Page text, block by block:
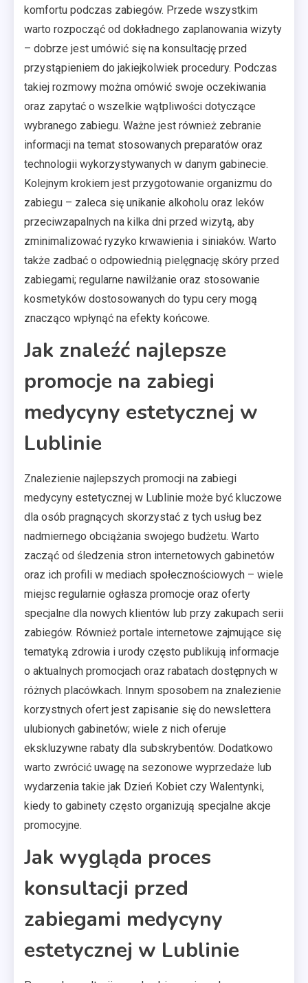
komfortu podczas zabiegów. Przede wszystkim
warto rozpocząć od dokładnego zaplanowania wizyty
– dobrze jest umówić się na konsultację przed
przystąpieniem do jakiejkolwiek procedury. Podczas
takiej rozmowy można omówić swoje oczekiwania
oraz zapytać o wszelkie wątpliwości dotyczące
wybranego zabiegu. Ważne jest również zebranie
informacji na temat stosowanych preparatów oraz
technologii wykorzystywanych w danym gabinecie.
Kolejnym krokiem jest przygotowanie organizmu do
zabiegu – zaleca się unikanie alkoholu oraz leków
przeciwzapalnych na kilka dni przed wizytą, aby
zminimalizować ryzyko krwawienia i siniaków. Warto
także zadbać o odpowiednią pielęgnację skóry przed
zabiegami; regularne nawilżanie oraz stosowanie
kosmetyków dostosowanych do typu cery mogą
znacząco wpłynąć na efekty końcowe.
Jak znaleźć najlepsze
promocje na zabiegi
medycyny estetycznej w
Lublinie
Znalezienie najlepszych promocji na zabiegi
medycyny estetycznej w Lublinie może być kluczowe
dla osób pragnących skorzystać z tych usług bez
nadmiernego obciążania swojego budżetu. Warto
zacząć od śledzenia stron internetowych gabinetów
oraz ich profili w mediach społecznościowych – wiele
miejsc regularnie ogłasza promocje oraz oferty
specjalne dla nowych klientów lub przy zakupach serii
zabiegów. Również portale internetowe zajmujące się
tematyką zdrowia i urody często publikują informacje
o aktualnych promocjach oraz rabatach dostępnych w
różnych placówkach. Innym sposobem na znalezienie
korzystnych ofert jest zapisanie się do newslettera
ulubionych gabinetów; wiele z nich oferuje
ekskluzywne rabaty dla subskrybentów. Dodatkowo
warto zwrócić uwagę na sezonowe wyprzedaże lub
wydarzenia takie jak Dzień Kobiet czy Walentynki,
kiedy to gabinety często organizują specjalne akcje
promocyjne.
Jak wygląda proces
konsultacji przed
zabiegami medycyny
estetycznej w Lublinie